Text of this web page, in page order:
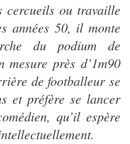
ou travaille
années 50, il monte
du podium de
mesure près d’1m90
de footballeur se
et préfère se lancer
qu’il espère